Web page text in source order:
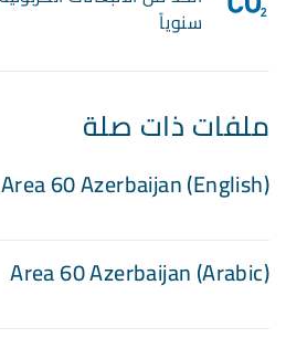
سنوياً
ملفات ذات صلة
Area 60 Azerbaijan (English)
Area 60 Azerbaijan (Arabic)